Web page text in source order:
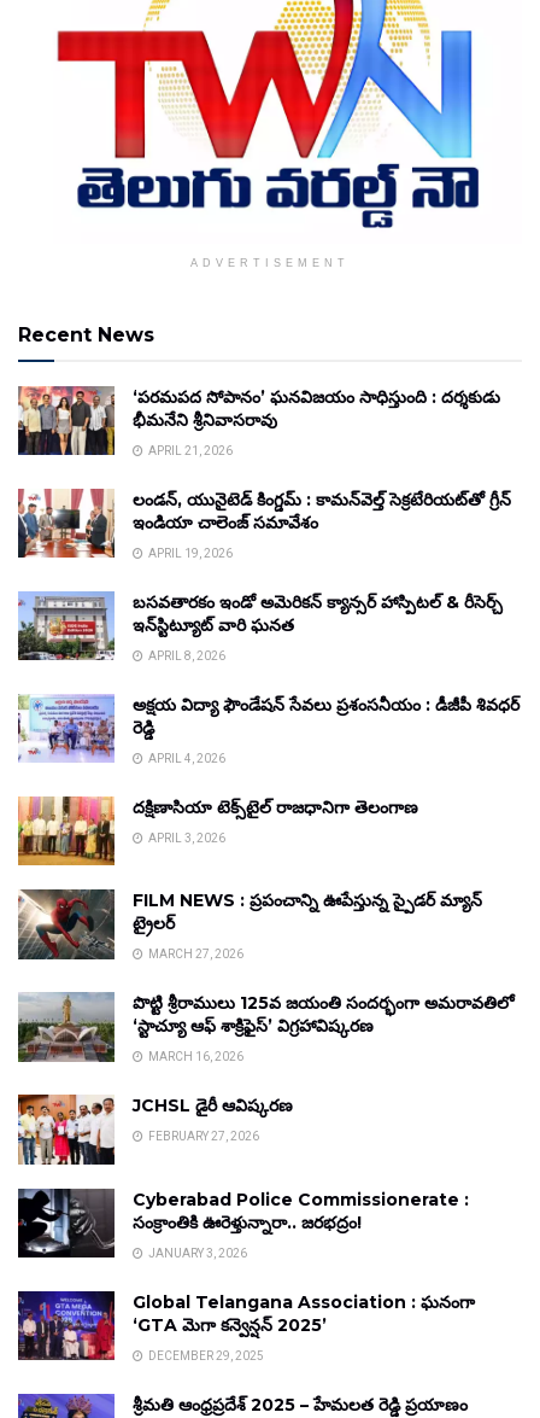
ADVERTISEMENT
Recent News
‘పరమపద సోపానం’ ఘనవిజయం సాధిస్తుంది : దర్శకుడు
భీమనేని శ్రీనివాసరావు
APRIL 21, 2026
లండన్, యునైటెడ్ కింగ్డమ్ : కామన్‌వెల్త్ సెక్రటేరియట్‌తో గ్రీన్
ఇండియా చాలెంజ్ సమావేశం
APRIL 19, 2026
బసవతారకం ఇండో అమెరికన్ క్యాన్సర్ హాస్పిటల్ & రీసెర్చ్
ఇన్‌స్టిట్యూట్ వారి ఘనత
APRIL 8, 2026
అక్షయ విద్యా ఫౌండేషన్ సేవలు ప్రశంసనీయం : డీజీపీ శివధర్
రెడ్డి
APRIL 4, 2026
దక్షిణాసియా టెక్స్‌టైల్ రాజధానిగా తెలంగాణ
APRIL 3, 2026
FILM NEWS : ప్రపంచాన్ని ఊపేస్తున్న స్పైడర్ మ్యాన్
ట్రైలర్
MARCH 27, 2026
పొట్టి శ్రీరాములు 125వ జయంతి సందర్భంగా అమరావతిలో
‘స్టాచ్యూ ఆఫ్ శాక్రిఫైస్’ విగ్రహావిష్కరణ
MARCH 16, 2026
JCHSL డైరీ ఆవిష్కరణ
FEBRUARY 27, 2026
Cyberabad Police Commissionerate :
సంక్రాంతికి ఊరెళ్తున్నారా.. జరభద్రం!
JANUARY 3, 2026
Global Telangana Association : ఘనంగా
‘GTA మెగా కన్వెన్షన్ 2025’
DECEMBER 29, 2025
శ్రీమతి ఆంధ్రప్రదేశ్ 2025 – హేమలత రెడ్డి ప్రయాణం